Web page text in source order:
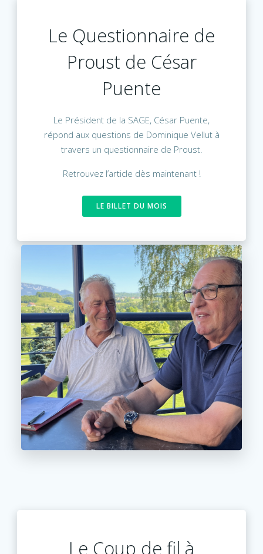
Le Questionnaire de
Proust de César
Puente
Le Président de la SAGE, César Puente,
répond aux questions de Dominique Vellut à
travers un questionnaire de Proust.
Retrouvez l’article dès maintenant !
LE BILLET DU MOIS
Le Coup de fil à